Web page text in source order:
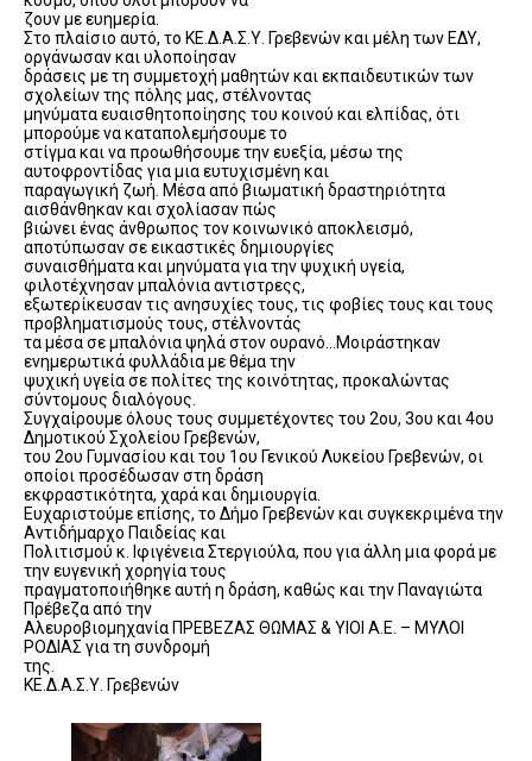
ζουν με ευημερία.
Στο πλαίσιο αυτό, το ΚΕ.Δ.Α.Σ.Υ. Γρεβενών και μέλη των ΕΔΥ,
οργάνωσαν και υλοποίησαν
δράσεις με τη συμμετοχή μαθητών και εκπαιδευτικών των
σχολείων της πόλης μας, στέλνοντας
μηνύματα ευαισθητοποίησης του κοινού και ελπίδας, ότι
μπορούμε να καταπολεμήσουμε το
στίγμα και να προωθήσουμε την ευεξία, μέσω της
αυτοφροντίδας για μια ευτυχισμένη και
παραγωγική ζωή. Μέσα από βιωματική δραστηριότητα
αισθάνθηκαν και σχολίασαν πώς
βιώνει ένας άνθρωπος τον κοινωνικό αποκλεισμό,
αποτύπωσαν σε εικαστικές δημιουργίες
συναισθήματα και μηνύματα για την ψυχική υγεία,
φιλοτέχνησαν μπαλόνια αντιστρεςς,
εξωτερίκευσαν τις ανησυχίες τους, τις φοβίες τους και τους
προβληματισμούς τους, στέλνοντάς
τα μέσα σε μπαλόνια ψηλά στον ουρανό…Μοιράστηκαν
ενημερωτικά φυλλάδια με θέμα την
ψυχική υγεία σε πολίτες της κοινότητας, προκαλώντας
σύντομους διαλόγους.
Συγχαίρουμε όλους τους συμμετέχοντες του 2ου, 3ου και 4ου
Δημοτικού Σχολείου Γρεβενών,
του 2ου Γυμνασίου και του 1ου Γενικού Λυκείου Γρεβενών, οι
οποίοι προσέδωσαν στη δράση
εκφραστικότητα, χαρά και δημιουργία.
Ευχαριστούμε επίσης, το Δήμο Γρεβενών και συγκεκριμένα την
Αντιδήμαρχο Παιδείας και
Πολιτισμού κ. Ιφιγένεια Στεργιούλα, που για άλλη μια φορά με
την ευγενική χορηγία τους
πραγματοποιήθηκε αυτή η δράση, καθώς και την Παναγιώτα
Πρέβεζα από την
Αλευροβιομηχανία ΠΡΕΒΕΖΑΣ ΘΩΜΑΣ & ΥΙΟΙ Α.Ε. – ΜΥΛΟΙ
ΡΟΔΙΑΣ για τη συνδρομή
της.
ΚΕ.Δ.Α.Σ.Υ. Γρεβενών